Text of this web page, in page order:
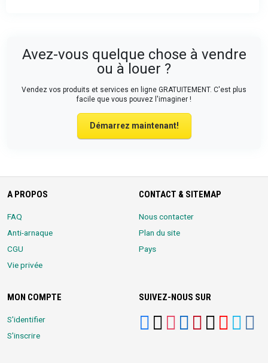
Avez-vous quelque chose à vendre
ou à louer ?
Vendez vos produits et services en ligne GRATUITEMENT. C'est plus
facile que vous pouvez l'imaginer !
Démarrez maintenant!
A PROPOS
FAQ
Anti-arnaque
CGU
Vie privée
CONTACT & SITEMAP
Nous contacter
Plan du site
Pays
MON COMPTE
S'identifier
S'inscrire
SUIVEZ-NOUS SUR